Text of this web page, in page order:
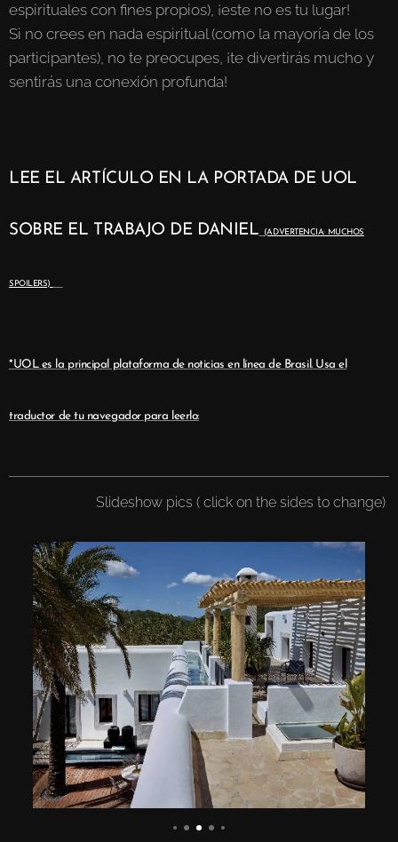
espirituales con fines propios), ¡este no es tu lugar!
Si no crees en nada espiritual (como la mayoría de los
participantes), no te preocupes, ¡te divertirás mucho y
sentirás una conexión profunda!
LEE EL ARTÍCULO EN LA PORTADA DE UOL
SOBRE EL TRABAJO DE DANIEL (ADVERTENCIA: MUCHOS
SPOILERS)
*UOL es la principal plataforma de noticias en línea de Brasil. Usa el
traductor de tu navegador para leerlo:
Slideshow pics ( click on the sides to change)